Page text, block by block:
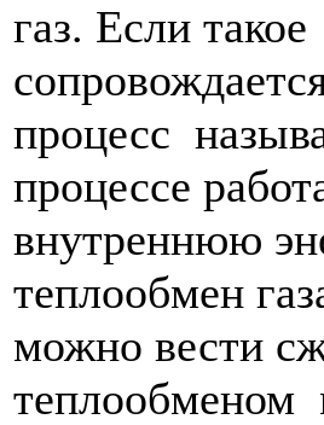
газ. Если
процесс
процессе
внутреннюю
теплообмен
можно вести
теплообменом